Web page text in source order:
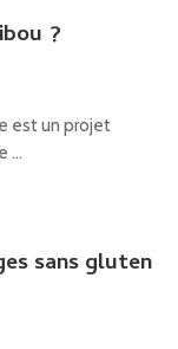
?
est un projet
…
sans gluten